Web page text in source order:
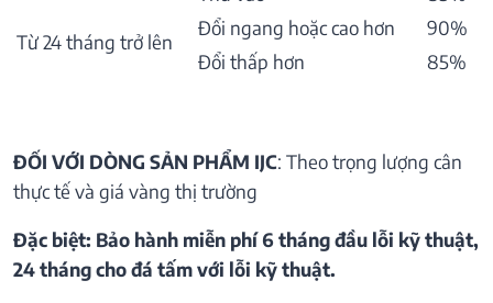
Từ 24 tháng trở lên
Đổi ngang hoặc cao hơn
90%
Đổi thấp hơn
85%
ĐỐI VỚI DÒNG SẢN PHẨM IJC: Theo trọng lượng cân
thực tế và giá vàng thị trường
Đặc biệt: Bảo hành miễn phí 6 tháng đầu lỗi kỹ thuật,
24 tháng cho đá tấm với lỗi kỹ thuật.